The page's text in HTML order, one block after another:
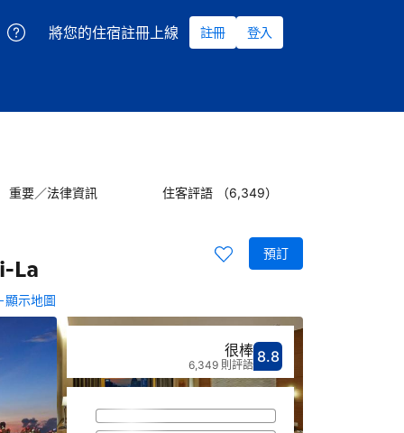
將您的住宿註冊上線 註冊 登入
重要／法律資訊 住客評語 （6,349）
預訂
La
顯示地圖
分數8.8分
8.8評比很棒
很棒
6,349 則評語